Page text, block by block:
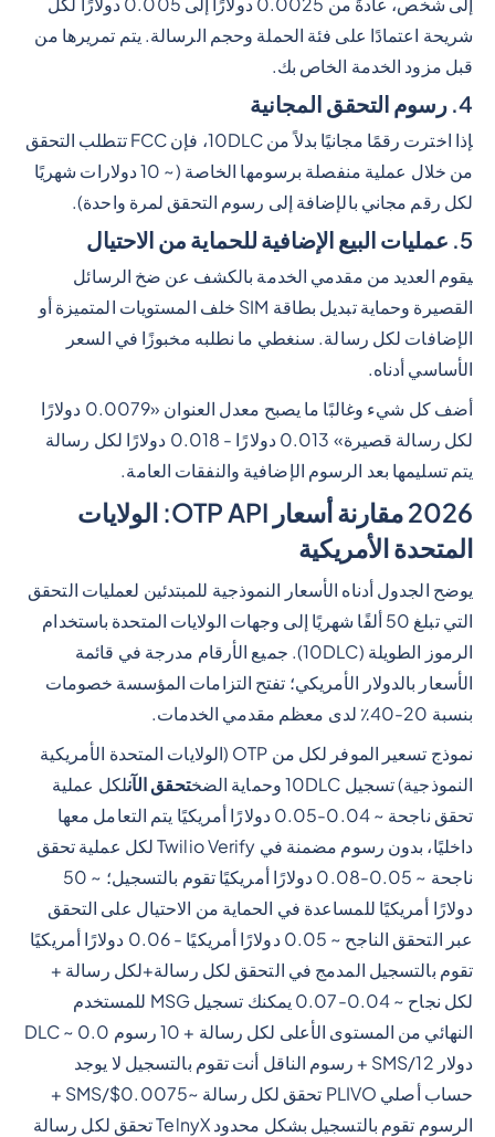
إلى شخص، عادةً من 0.0025 دولارًا إلى 0.005 دولارًا لكل
شريحة اعتمادًا على فئة الحملة وحجم الرسالة. يتم تمريرها من
قبل مزود الخدمة الخاص بك.
4. رسوم التحقق المجانية
إذا اخترت رقمًا مجانيًا بدلاً من 10DLC، فإن FCC تتطلب التحقق
من خلال عملية منفصلة برسومها الخاصة (~ 10 دولارات شهريًا
لكل رقم مجاني بالإضافة إلى رسوم التحقق لمرة واحدة).
5. عمليات البيع الإضافية للحماية من الاحتيال
يقوم العديد من مقدمي الخدمة بالكشف عن ضخ الرسائل
القصيرة وحماية تبديل بطاقة SIM خلف المستويات المتميزة أو
الإضافات لكل رسالة. سنغطي ما نطلبه مخبوزًا في السعر
الأساسي أدناه.
أضف كل شيء وغالبًا ما يصبح معدل العنوان «0.0079 دولارًا
لكل رسالة قصيرة» 0.013 دولارًا - 0.018 دولارًا لكل رسالة
يتم تسليمها بعد الرسوم الإضافية والنفقات العامة.
2026 مقارنة أسعار OTP API: الولايات
المتحدة الأمريكية
يوضح الجدول أدناه الأسعار النموذجية للمبتدئين لعمليات التحقق
التي تبلغ 50 ألفًا شهريًا إلى وجهات الولايات المتحدة باستخدام
الرموز الطويلة (10DLC). جميع الأرقام مدرجة في قائمة
الأسعار بالدولار الأمريكي؛ تفتح التزامات المؤسسة خصومات
بنسبة 20-40٪ لدى معظم مقدمي الخدمات.
نموذج تسعير الموفر لكل من OTP (الولايات المتحدة الأمريكية
النموذجية) تسجيل 10DLC وحماية الضخ
تحقق الآنلكل عملية
تحقق ناجحة ~ 0.04-0.05 دولارًا أمريكيًا يتم التعامل معها
داخليًا، بدون رسوم مضمنة في Twilio Verify لكل عملية تحقق
ناجحة ~ 0.05-0.08 دولارًا أمريكيًا تقوم بالتسجيل؛ ~ 50
دولارًا أمريكيًا للمساعدة في الحماية من الاحتيال على التحقق
عبر التحقق الناجح ~ 0.05 دولارًا أمريكيًا - 0.06 دولارًا أمريكيًا
تقوم بالتسجيل المدمج في التحقق لكل رسالة+لكل رسالة +
لكل نجاح ~ 0.04-0.07 يمكنك تسجيل MSG للمستخدم
النهائي من المستوى الأعلى لكل رسالة + 10 رسوم DLC ~ 0.0
دولار 12/SMS + رسوم الناقل أنت تقوم بالتسجيل لا يوجد
حساب أصلي PLIVO تحقق لكل رسالة ~0.0075$/SMS +
الرسوم تقوم بالتسجيل بشكل محدود TelnyX تحقق لكل رسالة